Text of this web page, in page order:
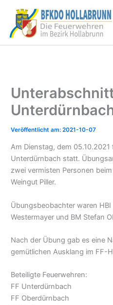
Inhalt
springen
2021-10-07
Am Dienstag, dem
Unterdürnbach statt.
zwei vermisten Personen
Weingut Piller.
Übungsbeobachter waren
Westermayer und BM Stefan
Nach der Übung gab es eine
gemütlichen Ausklang im FF-
Beteiligte Feuerwehren:
FF Unterdürnbach
FF Oberdürnbach